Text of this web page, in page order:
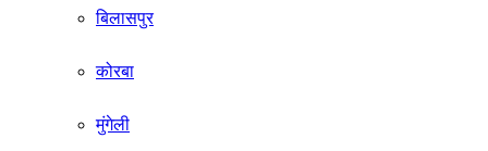
बिलासपुर
कोरबा
मुंगेली